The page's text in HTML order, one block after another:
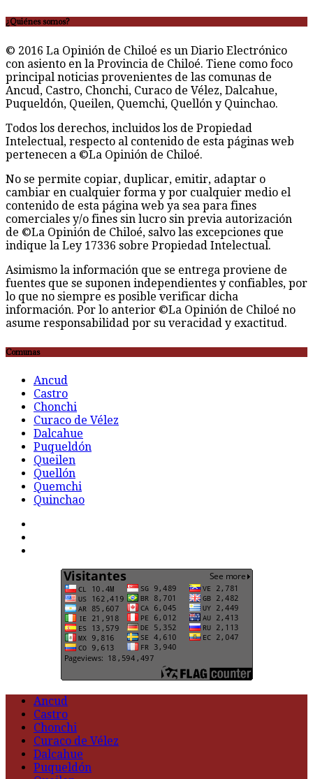
¿Quiénes somos?
© 2016 La Opinión de Chiloé es un Diario Electrónico
con asiento en la Provincia de Chiloé. Tiene como foco
principal noticias provenientes de las comunas de
Ancud, Castro, Chonchi, Curaco de Vélez, Dalcahue,
Puqueldón, Queilen, Quemchi, Quellón y Quinchao.
Todos los derechos, incluidos los de Propiedad
Intelectual, respecto al contenido de esta páginas web
pertenecen a ©La Opinión de Chiloé.
No se permite copiar, duplicar, emitir, adaptar o
cambiar en cualquier forma y por cualquier medio el
contenido de esta página web ya sea para fines
comerciales y/o fines sin lucro sin previa autorización
de ©La Opinión de Chiloé, salvo las excepciones que
indique la Ley 17336 sobre Propiedad Intelectual.
Asimismo la información que se entrega proviene de
fuentes que se suponen independientes y confiables, por
lo que no siempre es posible verificar dicha
información. Por lo anterior ©La Opinión de Chiloé no
asume responsabilidad por su veracidad y exactitud.
Comunas
Ancud
Castro
Chonchi
Curaco de Vélez
Dalcahue
Puqueldón
Queilen
Quellón
Quemchi
Quinchao
Ancud
Castro
Chonchi
Curaco de Vélez
Dalcahue
Puqueldón